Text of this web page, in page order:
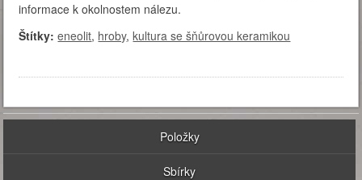
informace k okolnostem nálezu.
Štítky: eneolit, hroby,kultura se šňůrovou keramikou
Položky
Sbírky